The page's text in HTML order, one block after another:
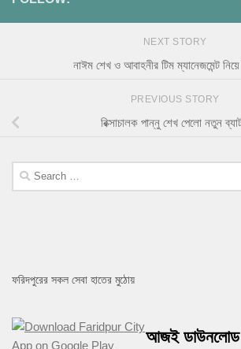
NEXT STORY
নাঈম শেখ ও আবাহনীর টিম ম্যানেজমেন্ট
PREVIOUS STORY
রিক্সাচালক পান্নু শেখ পেলো নতুন
Search
for:
ফরিদপুরের সকল সেবা হাতের মুঠোয়
আজই